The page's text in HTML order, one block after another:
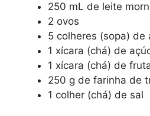
250 mL de leite
2 ovos
5 colheres (sopa) de
1 xícara (chá) de
1 xícara (chá) de
250 g de farinha de
1 colher (chá) de sal